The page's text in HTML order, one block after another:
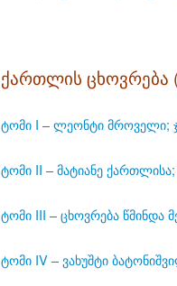
ქართლის
ტომი I – ლეონტი მროველი;
ტომი II – მატიანე
ტომი III – ცხოვრება წმინდა
ტომი IV – ვახუშტი